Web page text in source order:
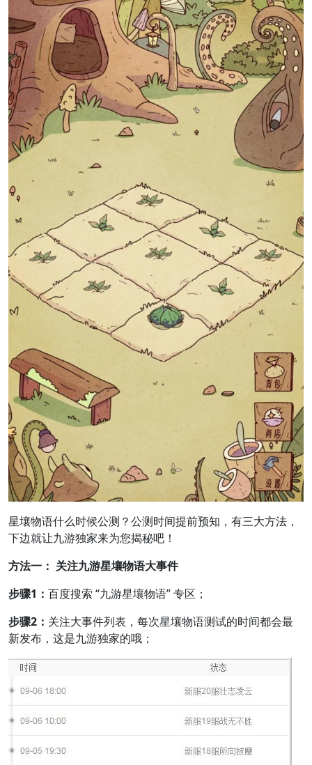
星壤物语什么时候公测？公测时间提前预知，有三大方法，
下边就让九游独家来为您揭秘吧！
方法一： 关注九游星壤物语大事件
步骤1： 百度搜索 “九游星壤物语” 专区；
步骤2： 关注大事件列表，每次星壤物语测试的时间都会最
新发布，这是九游独家的哦；